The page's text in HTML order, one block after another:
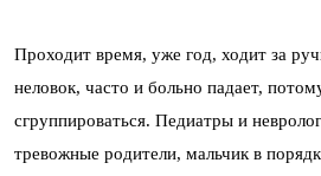
Проходит время, уже год, ходит за
неловок, часто и больно падает,
сгруппироваться. Педиатры и
тревожные родители, мальчик в